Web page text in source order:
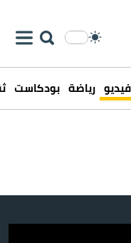
فيديو رياضة بودكاست